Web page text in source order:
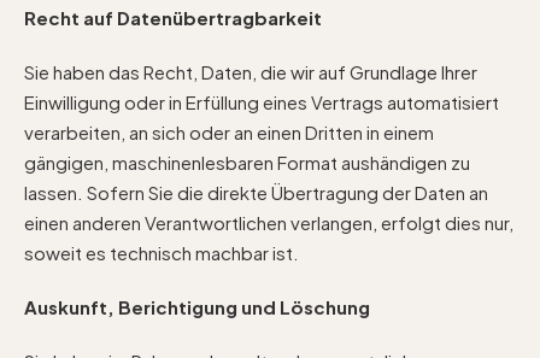
Recht auf Daten­übertrag­barkeit
Sie haben das Recht, Daten, die wir auf Grundlage Ihrer
Einwilligung oder in Erfüllung eines Vertrags automatisiert
verarbeiten, an sich oder an einen Dritten in einem
gängigen, maschinenlesbaren Format aushändigen zu
lassen. Sofern Sie die direkte Übertragung der Daten an
einen anderen Verantwortlichen verlangen, erfolgt dies nur,
soweit es technisch machbar ist.
Auskunft, Berichtigung und Löschung